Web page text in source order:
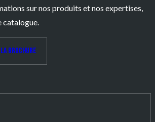
sur nos produits et nos expertises,
brochure